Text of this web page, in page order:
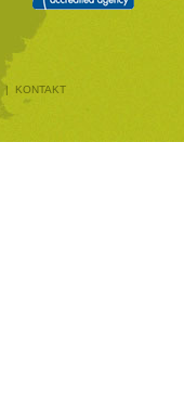
| KONTAKT